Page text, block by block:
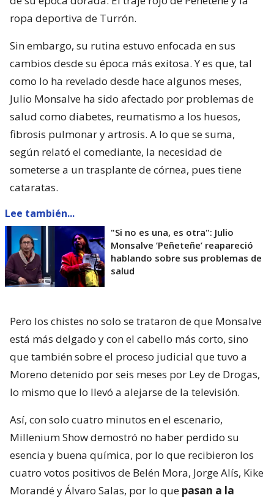
ropa deportiva de Turrón.
Sin embargo, su rutina estuvo enfocada en sus
cambios desde su época más exitosa. Y es que, tal
como lo ha revelado desde hace algunos meses,
Julio Monsalve ha sido afectado por problemas de
salud como diabetes, reumatismo a los huesos,
fibrosis pulmonar y artrosis. A lo que se suma,
según relató el comediante, la necesidad de
someterse a un trasplante de córnea, pues tiene
cataratas.
Lee también...
"Si no es una, es otra": Julio
Monsalve ’Peñeteñe’ reapareció
hablando sobre sus problemas de
salud
Pero los chistes no solo se trataron de que Monsalve
está más delgado y con el cabello más corto, sino
que también sobre el proceso judicial que tuvo a
Moreno detenido por seis meses por Ley de Drogas,
lo mismo que lo llevó a alejarse de la televisión.
Así, con solo cuatro minutos en el escenario,
Millenium Show demostró no haber perdido su
esencia y buena química, por lo que recibieron los
cuatro votos positivos de Belén Mora, Jorge Alís, Kike
Morandé y Álvaro Salas, por lo que pasan a la